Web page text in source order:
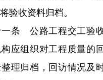
验收资料归档。
公路工程交工验收
应组织对工程质量的
理归档，回访情况及